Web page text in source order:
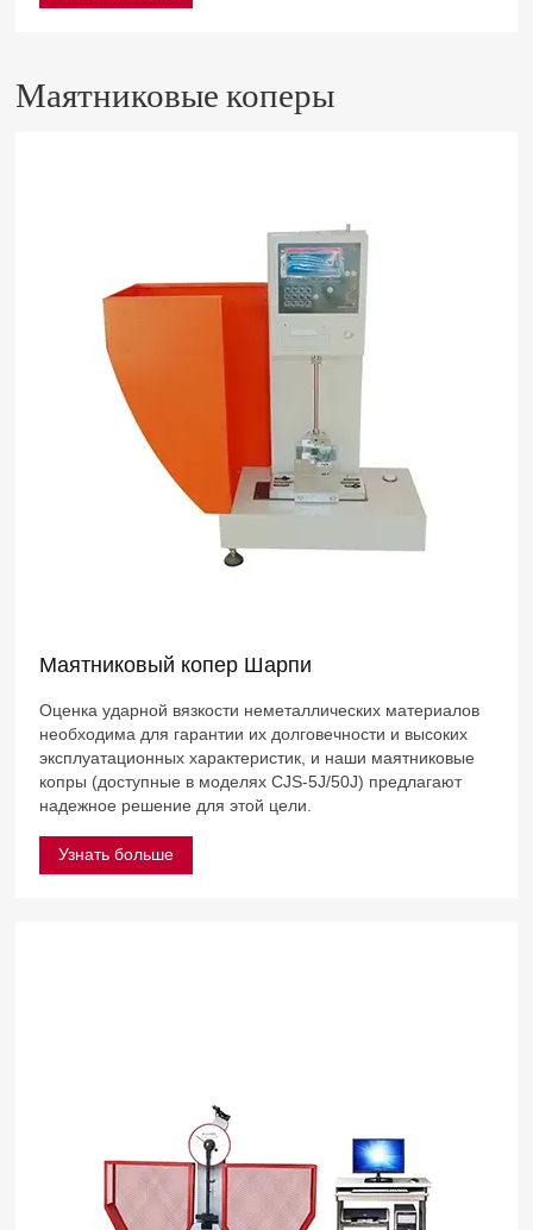
Маятниковые коперы
Маятниковый копер Шарпи
Оценка ударной вязкости неметаллических материалов
необходима для гарантии их долговечности и высоких
эксплуатационных характеристик, и наши маятниковые
копры (доступные в моделях CJS-5J/50J) предлагают
надежное решение для этой цели.
Узнать больше